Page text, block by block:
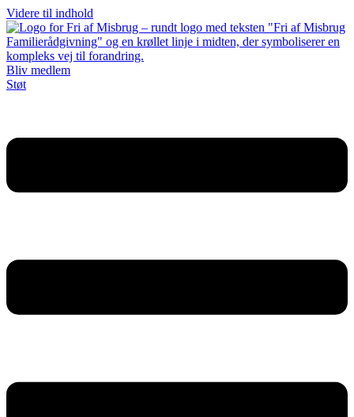
Videre til indhold
Bliv medlem
Støt